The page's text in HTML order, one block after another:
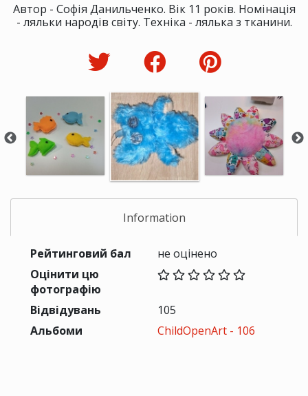
Автор - Софія Данильченко. Вік 11 років. Номінація
- ляльки народів світу. Техніка - лялька з тканини.
Information
Рейтинговий бал
не оцінено
Оцінити цю
фотографію
Відвідувань
105
Альбоми
ChildOpenArt - 106